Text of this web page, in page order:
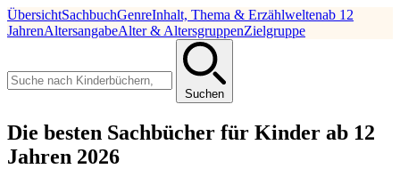
ÜbersichtSachbuchGenreInhalt, Thema & Erzählweltenab 12
JahrenAltersangabeAlter & AltersgruppenZielgruppe
Suchen
Die besten Sachbücher für Kinder ab 12
Jahren 2026